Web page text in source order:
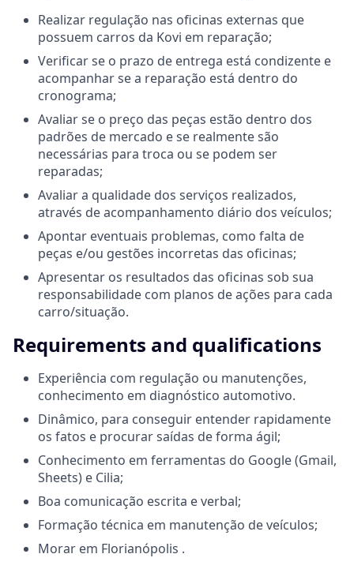
Realizar regulação nas oficinas externas que
possuem carros da Kovi em reparação;
Verificar se o prazo de entrega está condizente e
acompanhar se a reparação está dentro do
cronograma;
Avaliar se o preço das peças estão dentro dos
padrões de mercado e se realmente são
necessárias para troca ou se podem ser
reparadas;
Avaliar a qualidade dos serviços realizados,
através de acompanhamento diário dos veículos;
Apontar eventuais problemas, como falta de
peças e/ou gestões incorretas das oficinas;
Apresentar os resultados das oficinas sob sua
responsabilidade com planos de ações para cada
carro/situação.
Requirements and qualifications
Experiência com regulação ou manutenções,
conhecimento em diagnóstico automotivo.
Dinâmico, para conseguir entender rapidamente
os fatos e procurar saídas de forma ágil;
Conhecimento em ferramentas do Google (Gmail,
Sheets) e Cilia;
Boa comunicação escrita e verbal;
Formação técnica em manutenção de veículos;
Morar em Florianópolis .